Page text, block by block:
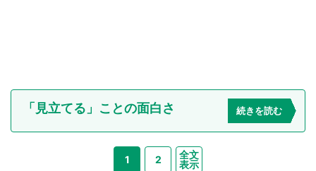
「見立てる」ことの面白さ 続きを読む
1 2
全文
表示